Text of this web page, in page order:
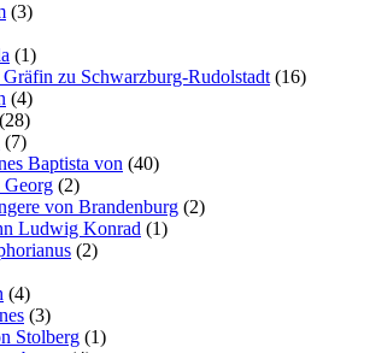
(3)
(1)
zu Schwarzburg-Rudolstadt (16)
(4)
(28)
(7)
Baptista von (40)
Georg (2)
von Brandenburg (2)
Ludwig Konrad (1)
(2)
(4)
(3)
Stolberg (1)